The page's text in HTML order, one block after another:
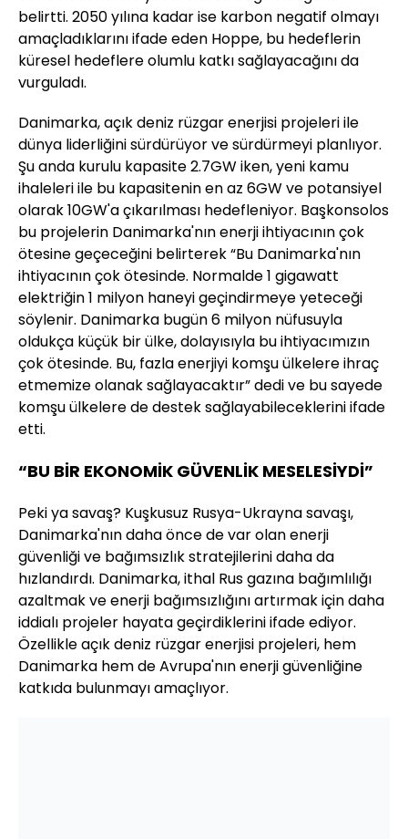
belirtti. 2050 yılına kadar ise karbon negatif olmayı
amaçladıklarını ifade eden Hoppe, bu hedeflerin
küresel hedeflere olumlu katkı sağlayacağını da
vurguladı.
Danimarka, açık deniz rüzgar enerjisi projeleri ile
dünya liderliğini sürdürüyor ve sürdürmeyi planlıyor.
Şu anda kurulu kapasite 2.7GW iken, yeni kamu
ihaleleri ile bu kapasitenin en az 6GW ve potansiyel
olarak 10GW'a çıkarılması hedefleniyor. Başkonsolos
bu projelerin Danimarka'nın enerji ihtiyacının çok
ötesine geçeceğini belirterek “Bu Danimarka'nın
ihtiyacının çok ötesinde. Normalde 1 gigawatt
elektriğin 1 milyon haneyi geçindirmeye yeteceği
söylenir. Danimarka bugün 6 milyon nüfusuyla
oldukça küçük bir ülke, dolayısıyla bu ihtiyacımızın
çok ötesinde. Bu, fazla enerjiyi komşu ülkelere ihraç
etmemize olanak sağlayacaktır” dedi ve bu sayede
komşu ülkelere de destek sağlayabileceklerini ifade
etti.
“BU BİR EKONOMİK GÜVENLİK MESELESİYDİ”
Peki ya savaş? Kuşkusuz Rusya-Ukrayna savaşı,
Danimarka'nın daha önce de var olan enerji
güvenliği ve bağımsızlık stratejilerini daha da
hızlandırdı. Danimarka, ithal Rus gazına bağımlılığı
azaltmak ve enerji bağımsızlığını artırmak için daha
iddialı projeler hayata geçirdiklerini ifade ediyor.
Özellikle açık deniz rüzgar enerjisi projeleri, hem
Danimarka hem de Avrupa'nın enerji güvenliğine
katkıda bulunmayı amaçlıyor.